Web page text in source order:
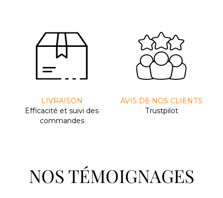
LIVRAISON
Efﬁcacité et suivi des
commandes
AVIS DE NOS CLIENTS
Trustpilot
NOS TÉMOIGNAGES